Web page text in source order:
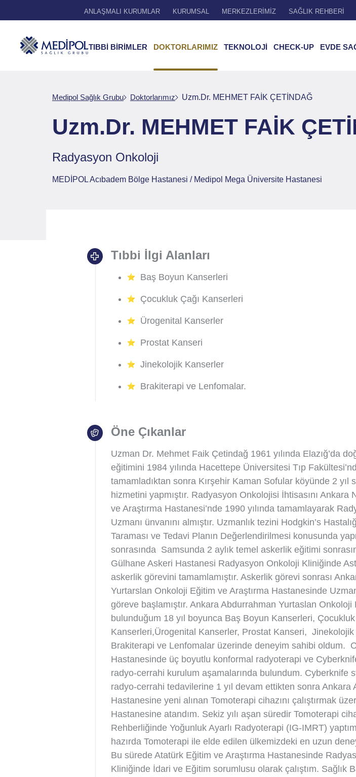
ANLAŞMALI KURUMLAR KURUMSAL MERKEZLERİMİZ SAĞLIK REHBERİ
TIBBİ BİRİMLER DOKTORLARIMIZ TEKNOLOJİ CHECK-UP EVDE
Medipol Sağlık Grubu Doktorlarımız Uzm.Dr. MEHMET FAİK ÇETİNDAĞ
Uzm.Dr. MEHMET FAİK
Radyasyon Onkoloji
MEDİPOL Acıbadem Bölge Hastanesi / Medipol Mega Üniversite Hastanesi
Tıbbi İlgi Alanları
Baş Boyun Kanserleri
Çocukluk Çağı Kanserleri
Ürogenital Kanserler
Prostat Kanseri
Jinekolojik Kanserler
Brakiterapi ve Lenfomalar.
Öne Çıkanlar
Uzman Dr. Mehmet Faik Çetindağ 1961 yılında Elazığ’da
eğitimini 1984 yılında Hacettepe Üniversitesi Tıp
tamamladıktan sonra Kırşehir Kaman Sofular köyünde 2 yıl
hizmetini yapmıştır. Radyasyon Onkolojisi İhtisasını Ankara
ve Araştırma Hastanesi’nde 1990 yılında tamamlayarak
Uzmanı ünvanını almıştır. Uzmanlık tezini Hodgkin’s
Taraması ve Tedavi Planın Değerlendirilmesi konusunda
sonrasında Samsunda 2 aylık temel askerlik eğitimi
Gülhane Askeri Hastanesi Radyasyon Onkoloji Kliniğinde
askerlik görevini tamamlamıştır. Askerlik görevi sonrası
Yurtarslan Onkoloji Eğitim ve Araştırma Hastanesinde
göreve başlamıştır. Ankara Abdurrahman Yurtaslan
bulunduğum 18 yıl boyunca Baş Boyun Kanserleri, Çocukluk
Kanserleri,Ürogenital Kanserler, Prostat Kanseri, Jinekolojik
Brakiterapi ve Lenfomalar üzerinde deneyim sahibi oldum.
Hastanesinde üç boyutlu konformal radyoterapi ve
radyo-cerrahi kurulum aşamalarında bulundum. Cyberknife
radyo-cerrahi tedavilerine 1 yıl devam ettikten sonra Ankara
Hastanesine yeni alınan Tomoterapi cihazını çalıştırmak
Hastanesine atandım. Sekiz yılı aşan süredir Tomoterapi
Rehberliğinde Yoğunluk Ayarlı Radyoterapi (IG-IMRT)
hazırda Tomoterapi ile elde edilen ülkemizdeki en uzun
Bu sürede Atatürk Eğitim ve Araştırma Hastanesinde
Kliniğinde İdari ve Eğitim sorumlusu olarak çalıştım. Sağlık